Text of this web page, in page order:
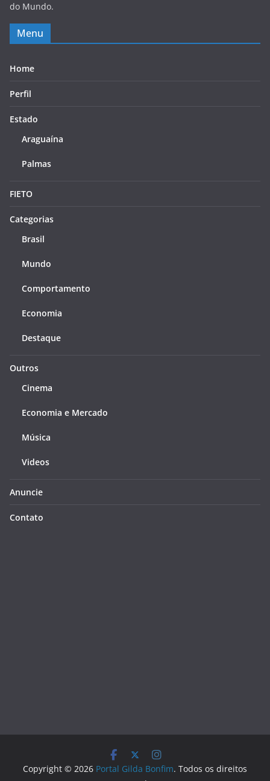
do Mundo.
Menu
Home
Perfil
Estado
Araguaína
Palmas
FIETO
Categorias
Brasil
Mundo
Comportamento
Economia
Destaque
Outros
Cinema
Economia e Mercado
Música
Videos
Anuncie
Contato
Copyright © 2026 Portal Gilda Bonfim. Todos os direitos